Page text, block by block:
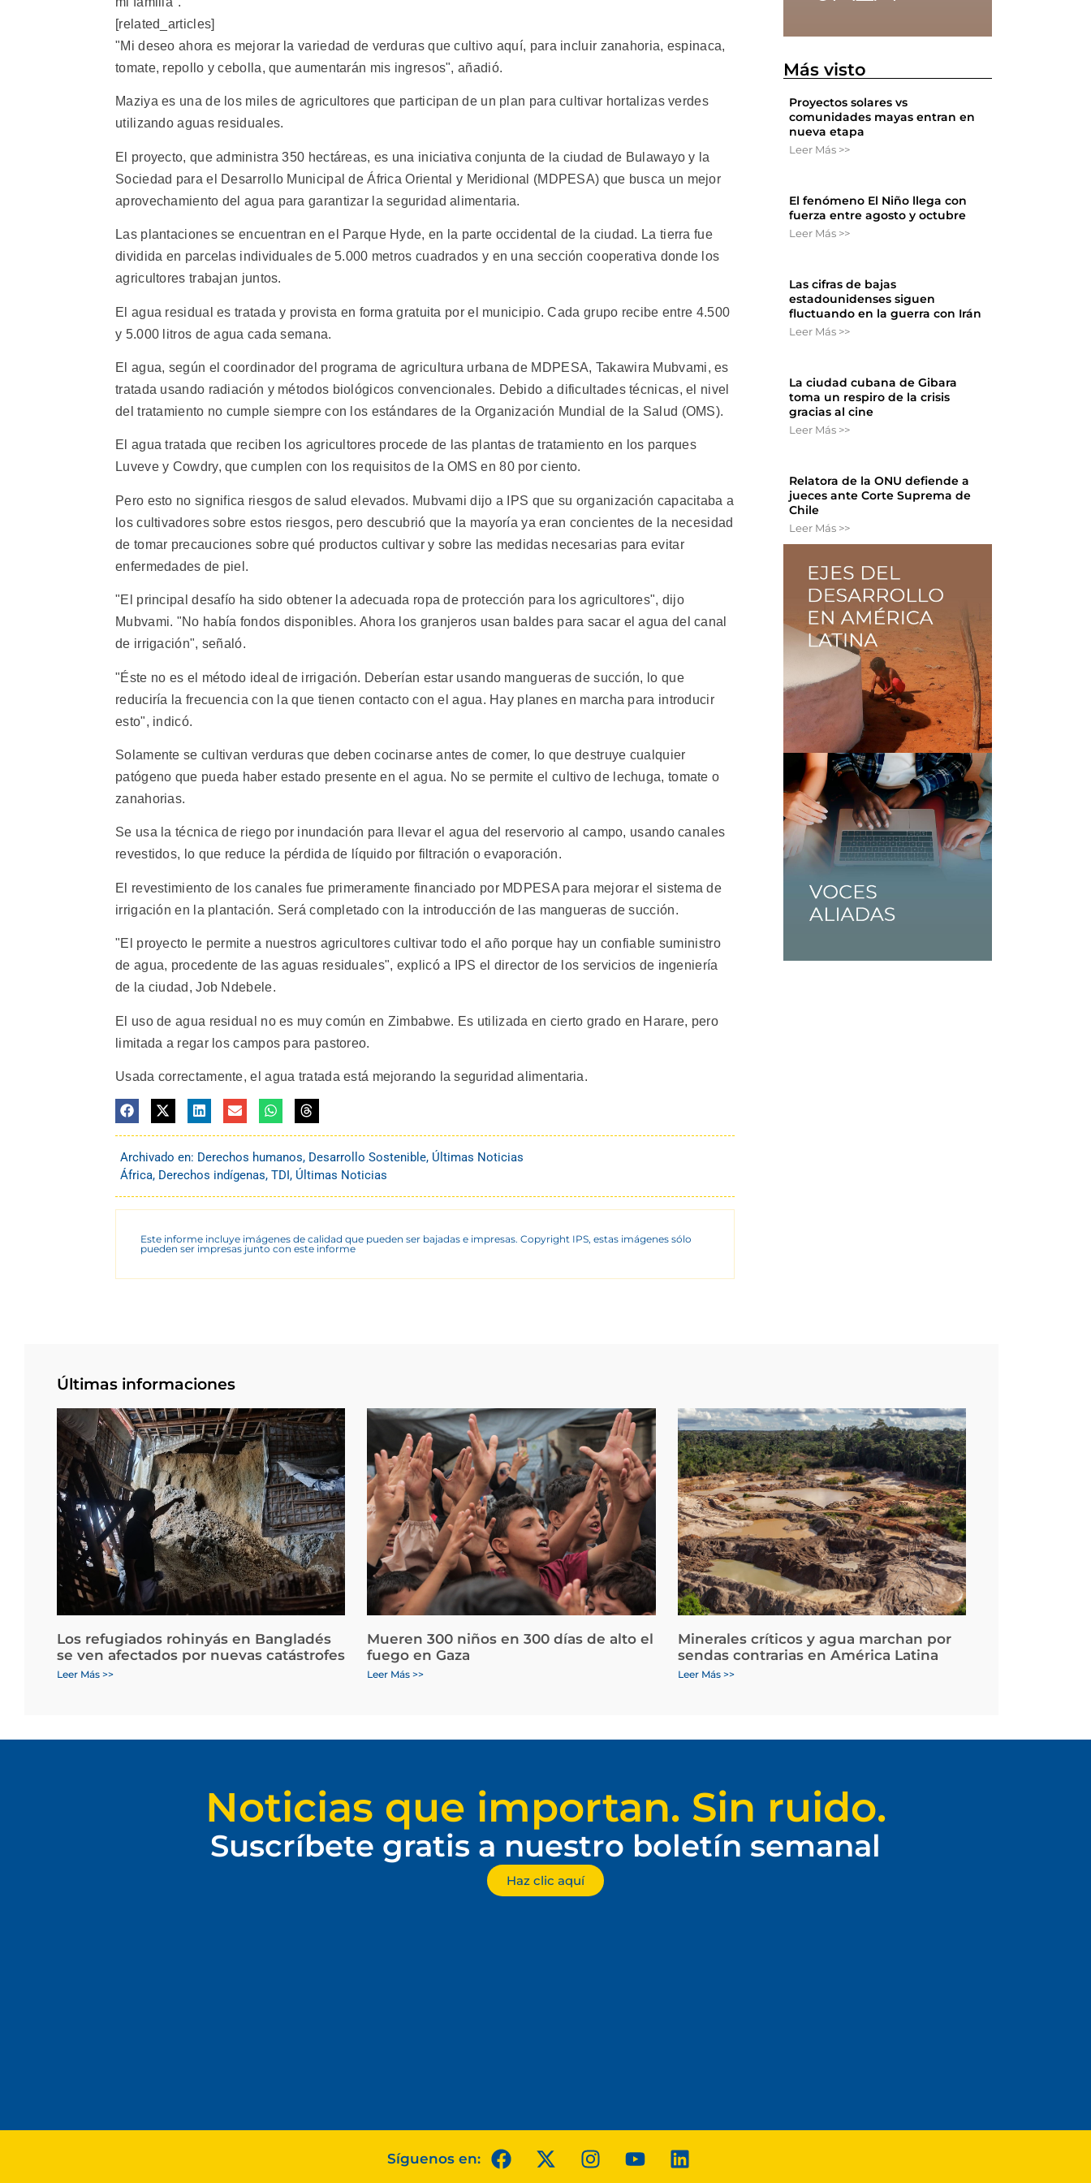
[related_articles]
"Mi deseo ahora es mejorar la variedad de verduras que cultivo aquí, para incluir zanahoria, espinaca,
tomate, repollo y cebolla, que aumentarán mis ingresos", añadió.
Maziya es una de los miles de agricultores que participan de un plan para cultivar hortalizas verdes
utilizando aguas residuales.
El proyecto, que administra 350 hectáreas, es una iniciativa conjunta de la ciudad de Bulawayo y la
Sociedad para el Desarrollo Municipal de África Oriental y Meridional (MDPESA) que busca un mejor
aprovechamiento del agua para garantizar la seguridad alimentaria.
Las plantaciones se encuentran en el Parque Hyde, en la parte occidental de la ciudad. La tierra fue
dividida en parcelas individuales de 5.000 metros cuadrados y en una sección cooperativa donde los
agricultores trabajan juntos.
El agua residual es tratada y provista en forma gratuita por el municipio. Cada grupo recibe entre 4.500
y 5.000 litros de agua cada semana.
El agua, según el coordinador del programa de agricultura urbana de MDPESA, Takawira Mubvami, es
tratada usando radiación y métodos biológicos convencionales. Debido a dificultades técnicas, el nivel
del tratamiento no cumple siempre con los estándares de la Organización Mundial de la Salud (OMS).
El agua tratada que reciben los agricultores procede de las plantas de tratamiento en los parques
Luveve y Cowdry, que cumplen con los requisitos de la OMS en 80 por ciento.
Pero esto no significa riesgos de salud elevados. Mubvami dijo a IPS que su organización capacitaba a
los cultivadores sobre estos riesgos, pero descubrió que la mayoría ya eran concientes de la necesidad
de tomar precauciones sobre qué productos cultivar y sobre las medidas necesarias para evitar
enfermedades de piel.
"El principal desafío ha sido obtener la adecuada ropa de protección para los agricultores", dijo
Mubvami. "No había fondos disponibles. Ahora los granjeros usan baldes para sacar el agua del canal
de irrigación", señaló.
"Éste no es el método ideal de irrigación. Deberían estar usando mangueras de succión, lo que
reduciría la frecuencia con la que tienen contacto con el agua. Hay planes en marcha para introducir
esto", indicó.
Solamente se cultivan verduras que deben cocinarse antes de comer, lo que destruye cualquier
patógeno que pueda haber estado presente en el agua. No se permite el cultivo de lechuga, tomate o
zanahorias.
Se usa la técnica de riego por inundación para llevar el agua del reservorio al campo, usando canales
revestidos, lo que reduce la pérdida de líquido por filtración o evaporación.
El revestimiento de los canales fue primeramente financiado por MDPESA para mejorar el sistema de
irrigación en la plantación. Será completado con la introducción de las mangueras de succión.
"El proyecto le permite a nuestros agricultores cultivar todo el año porque hay un confiable suministro
de agua, procedente de las aguas residuales", explicó a IPS el director de los servicios de ingeniería
de la ciudad, Job Ndebele.
El uso de agua residual no es muy común en Zimbabwe. Es utilizada en cierto grado en Harare, pero
limitada a regar los campos para pastoreo.
Usada correctamente, el agua tratada está mejorando la seguridad alimentaria.
Archivado en: Derechos humanos, Desarrollo Sostenible, Últimas Noticias
África, Derechos indígenas, TDI, Últimas Noticias
Este informe incluye imágenes de calidad que pueden ser bajadas e impresas. Copyright IPS, estas imágenes sólo
pueden ser impresas junto con este informe
Más visto
Proyectos solares vs
comunidades mayas entran en
nueva etapa
Leer Más >>
El fenómeno El Niño llega con
fuerza entre agosto y octubre
Leer Más >>
Las cifras de bajas
estadounidenses siguen
fluctuando en la guerra con Irán
Leer Más >>
La ciudad cubana de Gibara
toma un respiro de la crisis
gracias al cine
Leer Más >>
Relatora de la ONU defiende a
jueces ante Corte Suprema de
Chile
Leer Más >>
Últimas informaciones
Los refugiados rohinyás en Bangladés
se ven afectados por nuevas catástrofes
Leer Más >>
Mueren 300 niños en 300 días de alto el
fuego en Gaza
Leer Más >>
Minerales críticos y agua marchan por
sendas contrarias en América Latina
Leer Más >>
Noticias que importan. Sin ruido.
Suscríbete gratis a nuestro boletín semanal
Haz clic aquí
Síguenos en: